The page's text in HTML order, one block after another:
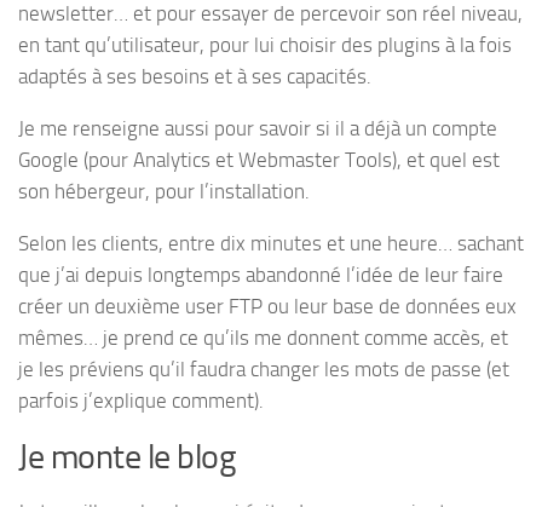
newsletter… et pour essayer de percevoir son réel niveau,
en tant qu’utilisateur, pour lui choisir des plugins à la fois
adaptés à ses besoins et à ses capacités.
Je me renseigne aussi pour savoir si il a déjà un compte
Google (pour Analytics et Webmaster Tools), et quel est
son hébergeur, pour l’installation.
Selon les clients, entre dix minutes et une heure… sachant
que j’ai depuis longtemps abandonné l’idée de leur faire
créer un deuxième user FTP ou leur base de données eux
mêmes… je prend ce qu’ils me donnent comme accès, et
je les préviens qu’il faudra changer les mots de passe (et
parfois j’explique comment).
Je monte le blog